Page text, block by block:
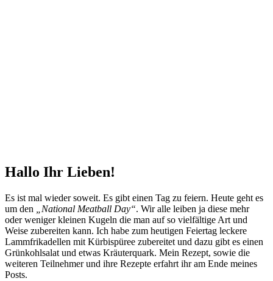
Hallo Ihr Lieben!
Es ist mal wieder soweit. Es gibt einen Tag zu feiern. Heute geht es
um den
„National Meatball Day“. Wir alle leiben ja diese mehr
oder weniger kleinen Kugeln die man auf so vielfältige Art und
Weise zubereiten kann. Ich habe zum heutigen Feiertag leckere
Lammfrikadellen mit Kürbispüree zubereitet und dazu gibt es einen
Grünkohlsalat und etwas Kräuterquark. Mein Rezept, sowie die
weiteren Teilnehmer und ihre Rezepte erfahrt ihr am Ende meines
Posts.